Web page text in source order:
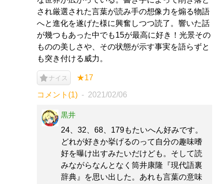
され厳選された言葉が読み手の想像力を煽る物語
へと進化を遂げた様に興奮しつつ読了。響いた話
が幾つもあった中でも15が最高に好き！光景その
ものの美しさや、その状態が示す事実を語らずと
も突き付ける威力。
ナイス ★17
コメント(1) 2021/02/06
黒井
24、32、68、179もたいへん好みです。
どれが好きか挙げるのって自分の趣味嗜
好を曝け出すみたいだけども。そして読
みながらなんとなく筒井康隆『現代語裏
辞典』を思い出した。あれも言葉の意味